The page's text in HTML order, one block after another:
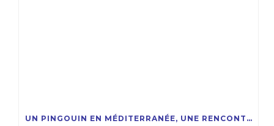
UN PINGOUIN EN MÉDITERRANÉE, UNE RENCONTRE RARE ET FASCINANTE !